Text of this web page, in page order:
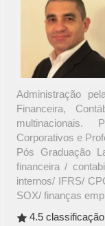
Administração
Financeira,
multinacionais.
Corporativos e
Pós Graduação
financeira /
internos/ IFRS/
SOX/ finanças
4.5